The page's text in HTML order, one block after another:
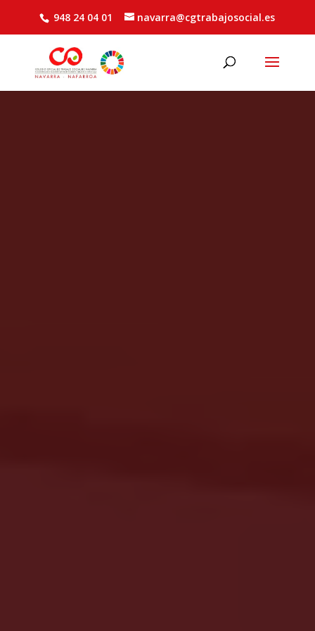
948 24 04 01 navarra@cgtrabajosocial.es